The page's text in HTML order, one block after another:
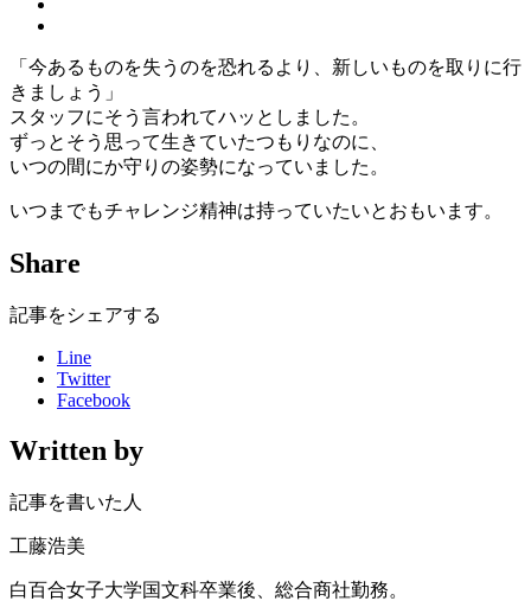
「今あるものを失うのを恐れるより、新しいものを取りに行
きましょう」
スタッフにそう言われてハッとしました。
ずっとそう思って生きていたつもりなのに、
いつの間にか守りの姿勢になっていました。
いつまでもチャレンジ精神は持っていたいとおもいます。
Share
記事をシェアする
Line
Twitter
Facebook
Written by
記事を書いた人
工藤浩美
白百合女子大学国文科卒業後、総合商社勤務。